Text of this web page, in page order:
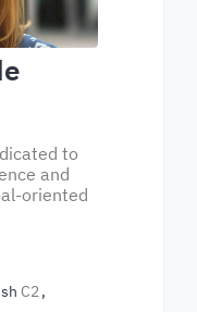
to
and
oriented
C2